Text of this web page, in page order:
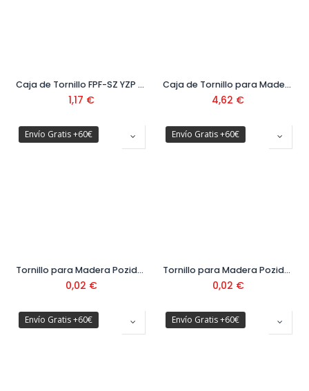
Caja de Tornillo FPF-SZ YZP YZP BB1
1,17 €
Caja de Tornillo para Madera Pozidrive Cabeza Avellanda DIN 7505
4,62 €
Envío Gratis +60€
Tornillo para Madera Pozidrive Cabeza Avellanada DIN 7505 Ø2,5 mm
0,02 €
Envío Gratis +60€
Tornillo para Madera Pozidrive Cabeza Avellanada DIN 7505 Ø3 mm
0,02 €
Envío Gratis +60€ Envío Gratis +60€